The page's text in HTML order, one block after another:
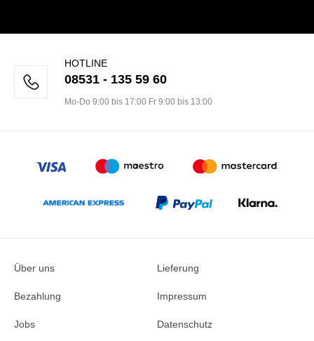
HOTLINE
08531 - 135 59 60
Mo-Do 9:00 bis 17:00 Fr 9:00 bis 13:00
Über uns Lieferung
Bezahlung Impressum
Jobs Datenschutz